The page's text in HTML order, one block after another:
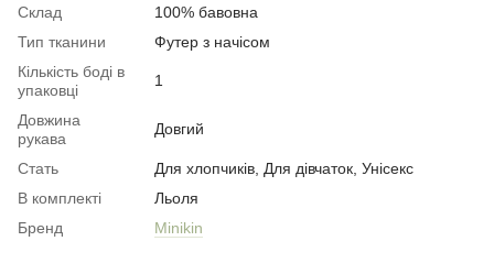
Склад
100% бавовна
Тип тканини
Футер з начісом
Кількість боді в
упаковці
1
Довжина
рукава
Довгий
Стать
Для хлопчиків, Для дівчаток, Унісекс
В комплекті
Льоля
Бренд
Minikin